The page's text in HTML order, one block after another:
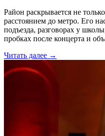
Район раскрывается не
расстоянием до метро. Его
подъезда, разговорах у
пробках после концерта и
Читать далее →